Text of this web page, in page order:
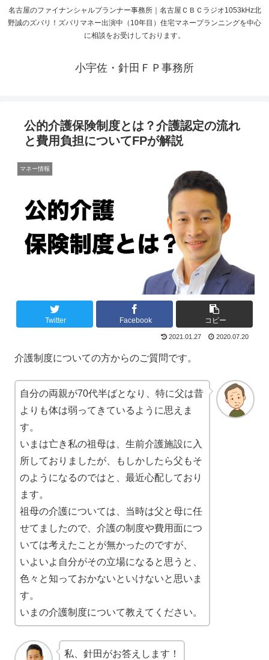
名古屋のファイナンシャルプランナー事務所｜名古屋ＣＢＣラジオ1053kHz北
野誠のズバリ！ズバリマネー出演中（10年目）住宅マネープランニングを中心
に相談をお受けしております。
小宇佐・針田ＦＰ事務所
公的介護保険制度とは？介護認定の流れ
と費用負担についてFPが解説
マネー情報
Twitter Facebook コピー
2021.01.27 2020.07.20
介護制度についての方からのご質問です。
自分の両親が70代半ばとなり、特に父は昔
よりも体は弱ってきているように思えま
す。
いまは亡き私の祖母は、生前介護施設に入
所しておりましたが、もしかしたら父もそ
のようになるのではと、最近心配しており
ます。
祖母の介護については、当時は父と母に任
せてましたので、介護の制度や費用面につ
いては考えたことが無かったのですが、
いよいよ自分がその立場になると思うと、
色々と知っておかないといけないと思いま
す。
いまの介護制度について教えてください。
私、針田がお答えします！